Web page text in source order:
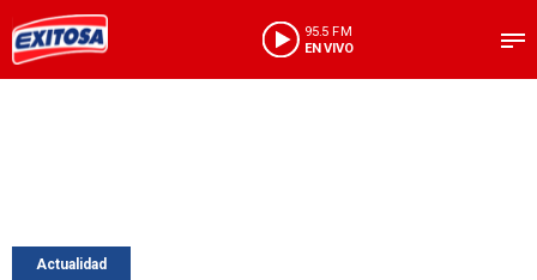
95.5 FM
EN VIVO
Actualidad